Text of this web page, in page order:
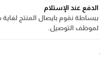
الدفع عند الإستلام
ببساطة نقوم بايصال المنتج
لموظف التوصيل.